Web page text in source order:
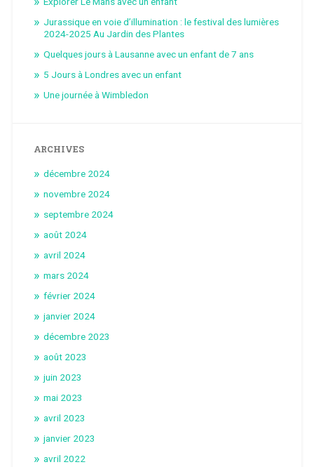
Jurassique en voie d’illumination : le festival des lumières
2024-2025 Au Jardin des Plantes
Quelques jours à Lausanne avec un enfant de 7 ans
5 Jours à Londres avec un enfant
Une journée à Wimbledon
ARCHIVES
décembre 2024
novembre 2024
septembre 2024
août 2024
avril 2024
mars 2024
février 2024
janvier 2024
décembre 2023
août 2023
juin 2023
mai 2023
avril 2023
janvier 2023
avril 2022